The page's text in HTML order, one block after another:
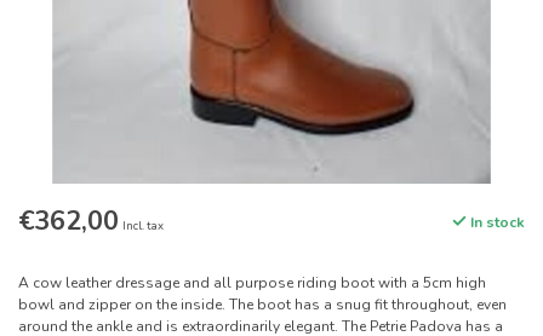
€362,00 Incl. tax In stock
A cow leather dressage and all purpose riding boot with a 5cm high
bowl and zipper on the inside. The boot has a snug fit throughout, even
around the ankle and is extraordinarily elegant. The Petrie Padova has a